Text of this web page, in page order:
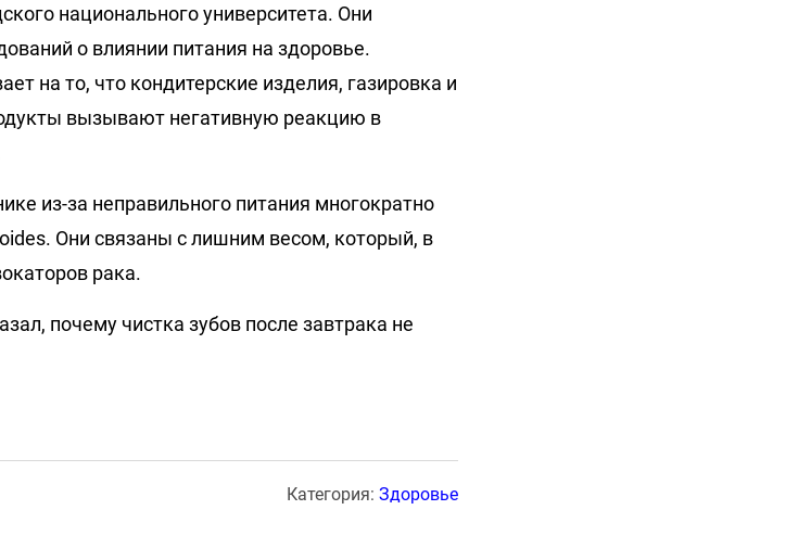
национального университета. Они
о влиянии питания на здоровье.
на то, что кондитерские изделия, газировка и
вызывают негативную реакцию в
из-за неправильного питания многократно
Они связаны с лишним весом, который, в
рака.
почему чистка зубов после завтрака не
Категория: Здоровье